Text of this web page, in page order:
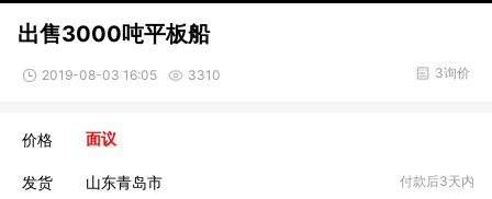
出售3000吨平板船
2019-08-03 16:05 3310 3询价
价格 面议
发货 山东青岛市 付款后3天内